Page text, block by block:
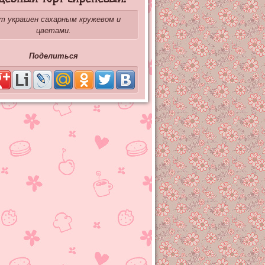
украшен сахарным кружевом и
цветами.
Поделиться